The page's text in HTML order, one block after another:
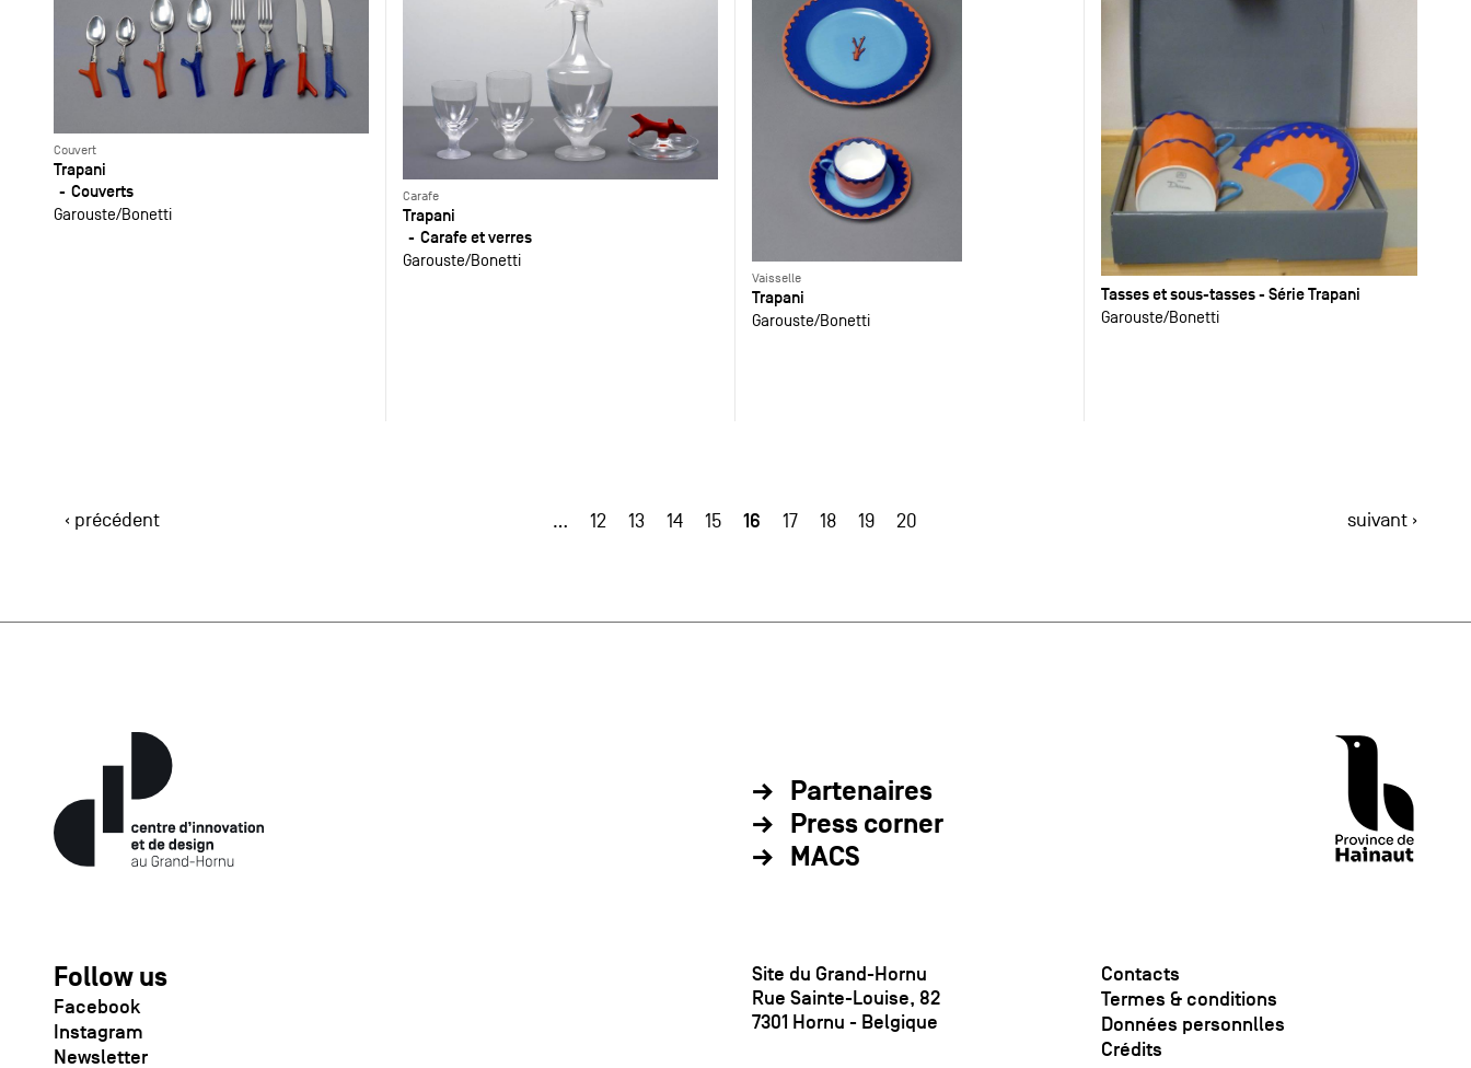
Couvert
Trapani
Couverts
Garouste Bonetti
Carafe
Trapani
Carafe et verres
Garouste Bonetti
Vaisselle
Trapani
Garouste Bonetti
Tasses et sous-tasses - Série Trapani
Garouste Bonetti
‹ précédent … 12 13 14 15 16 17 18 19 20 suivant ›
Partenaires
Press corner
MACS
Follow us
Facebook
Instagram
Newsletter
Site du Grand-Hornu
Rue Sainte-Louise, 82
7301 Hornu - Belgique
Contacts
Termes & conditions
Données personnlles
Crédits